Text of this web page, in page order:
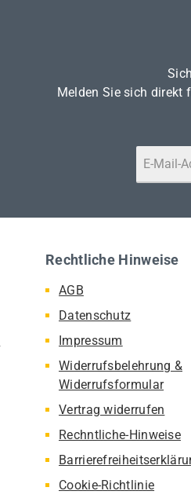
Melden Sie sich direkt
Rechtliche Hinweise
AGB
Datenschutz
Impressum
Widerrufsbelehrung &
Widerrufsformular
Vertrag widerrufen
Rechntliche-Hinweise
Cookie-Richtlinie